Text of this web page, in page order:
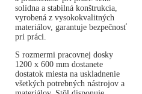
solídna a stabilná konštrukcia,
vyrobená z vysokokvalitných
materiálov, garantuje bezpečnosť
pri práci.
S rozmermi pracovnej dosky
1200 x 600 mm dostanete
dostatok miesta na uskladnenie
všetkých potrebných nástrojov a